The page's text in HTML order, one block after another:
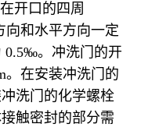
开口的四周
向和水平方向一定
0.5‰。冲洗门的开
。在安装冲洗门的
洗门的化学螺栓
触密封的部分需